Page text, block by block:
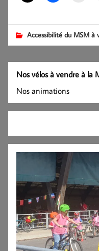
Accessibilité du MSM à
Nos vélos à vendre à la
Nos animations